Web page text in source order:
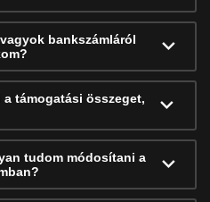
bankszámláról
támogatási összeget,
tudom módosítani a